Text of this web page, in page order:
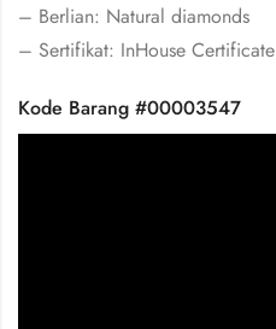
– Berlian: Natural diamonds
– Sertifikat: InHouse Certificate
Kode Barang #00003547